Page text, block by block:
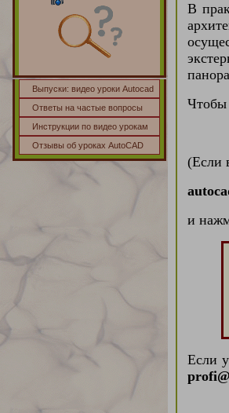
Выпуски: видео уроки Autocad
Ответы на частые вопросы
Инструкции по видео урокам
Отзывы об уроках AutoCAD
В
Чтобы
(Если
и
Если